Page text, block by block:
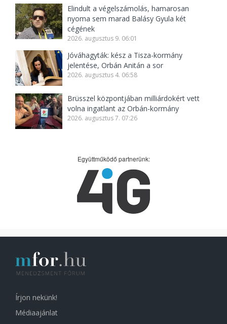
Elindult a végelszámolás, hamarosan
nyoma sem marad Balásy Gyula két
cégének
2026. augusztus 9. 06:01
Jóváhagyták: kész a Tisza-kormány
jelentése, Orbán Anitán a sor
2026. augusztus 4. 06:58
Brüsszel központjában milliárdokért vett
volna ingatlant az Orbán-kormány
2026. augusztus 7. 07:26
Együttműködő partnerünk:
Írjon nekünk!
Médiaajánlat